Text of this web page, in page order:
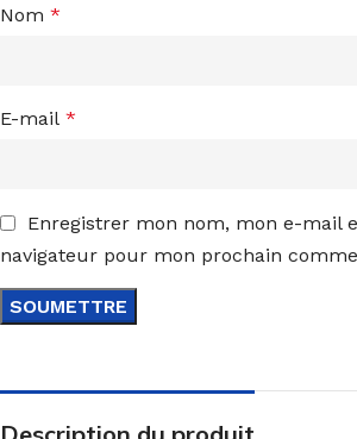
Nom *
E-mail *
Enregistrer mon nom, mon e-mail
navigateur pour mon prochain
Description du produit